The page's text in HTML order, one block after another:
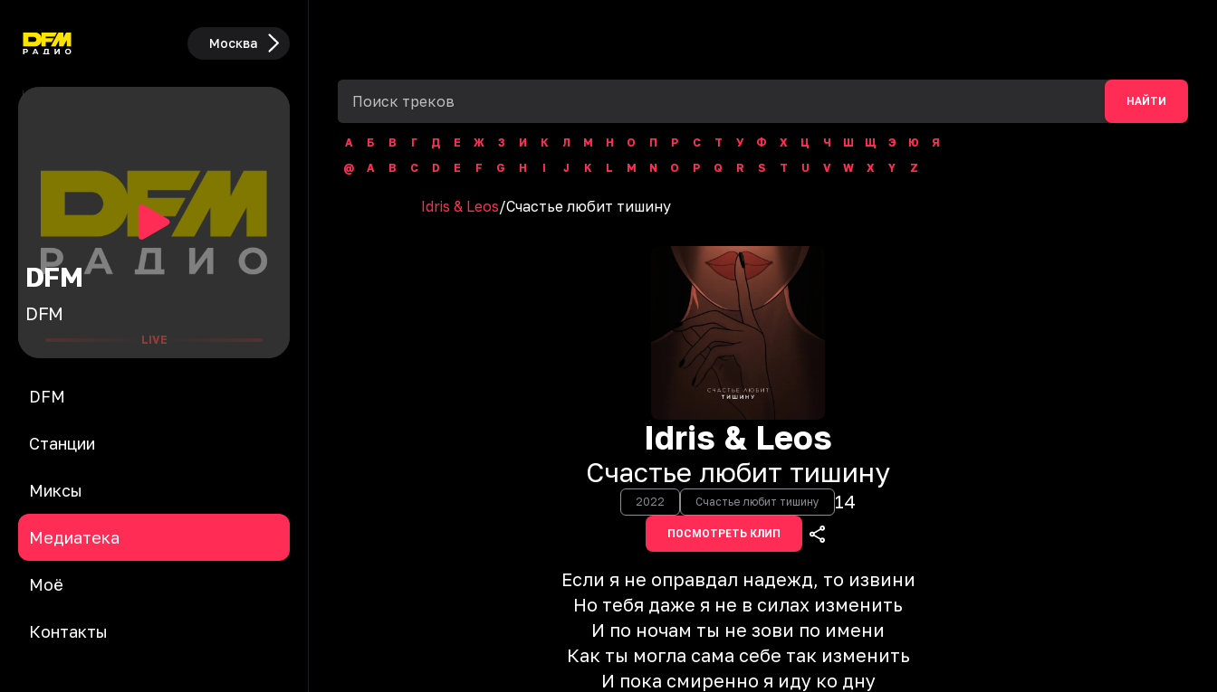
Москва
DFM
DFM
LIVE
DFM
Станции
Миксы
Медиатека
Моё
Контакты
НАЙТИ
А Б В Г Д Е Ж З И К Л М Н О П Р С Т У Ф Х Ц Ч Ш Щ Э Ю
Я
@
A B C D E F G H I J K L M N O P Q R S T U V W X Y Z
Idris & Leos/Счастье любит тишину
Idris & Leos
Счастье любит тишину
2022 Счастье любит тишину 14
ПОСМОТРЕТЬ КЛИП
Если я не оправдал надежд, то извини
Но тебя даже я не в силах изменить
И по ночам ты не зови по имени
Как ты могла сама себе так изменить
И пока смиренно я иду ко дну